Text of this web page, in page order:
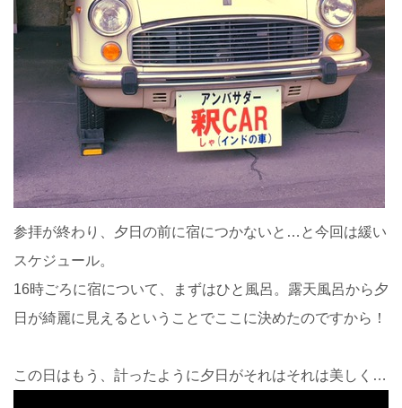
参拝が終わり、夕日の前に宿につかないと…と今回は緩い
スケジュール。
16時ごろに宿について、まずはひと風呂。露天風呂から夕
日が綺麗に見えるということでここに決めたのですから！
この日はもう、計ったように夕日がそれはそれは美しく…